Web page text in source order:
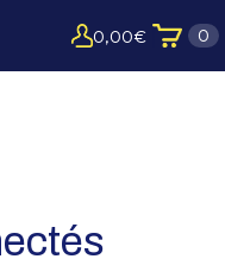
0,00€ 0